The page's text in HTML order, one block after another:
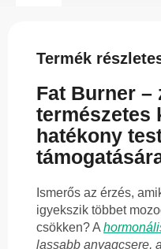
Termék
Fat Burner –
természetes
hatékony
Ismerős az érzés,
igyekszik többet
csökken? A
lassabb anyagcsere,